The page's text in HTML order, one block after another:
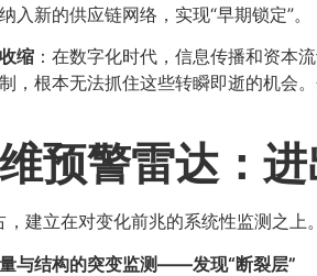
入新的供应链网络，实现“早期锁定”。
缩 ：在数字化时代，信息传播和资本
，根本无法抓住这些转瞬即逝的机会
预警雷达：
建立在对变化前兆的系统性监测之上
与结构的突变监测——发现“断裂层”​